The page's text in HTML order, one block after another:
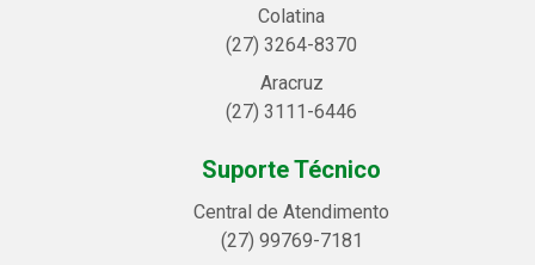
Colatina
(27) 3264-8370
Aracruz
(27) 3111-6446
Suporte Técnico
Central de Atendimento
(27) 99769-7181